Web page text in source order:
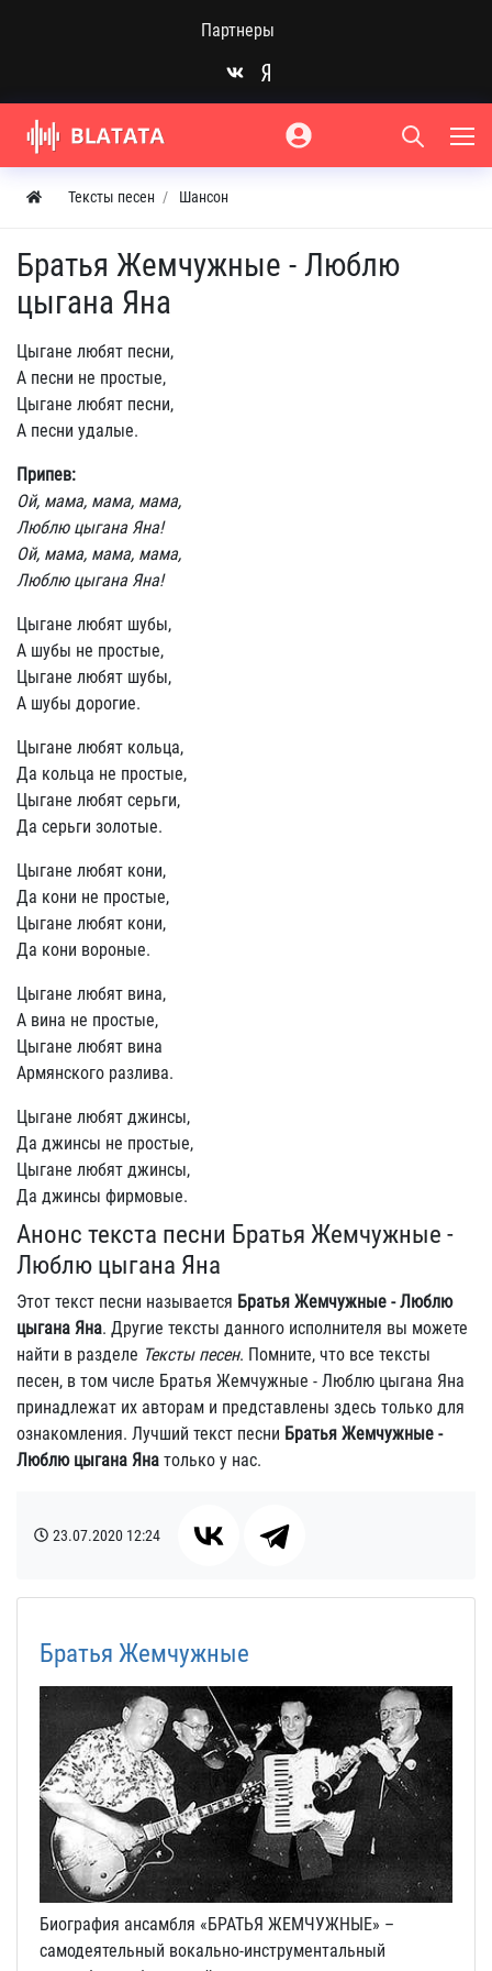
Партнеры
Тексты песен Шансон
Братья Жемчужные - Люблю
цыгана Яна
Цыгане любят песни,
А песни не простые,
Цыгане любят песни,
А песни удалые.
Припев:
Ой, мама, мама, мама,
Люблю цыгана Яна!
Ой, мама, мама, мама,
Люблю цыгана Яна!
Цыгане любят шубы,
А шубы не простые,
Цыгане любят шубы,
А шубы дорогие.
Цыгане любят кольца,
Да кольца не простые,
Цыгане любят серьги,
Да серьги золотые.
Цыгане любят кони,
Да кони не простые,
Цыгане любят кони,
Да кони вороные.
Цыгане любят вина,
А вина не простые,
Цыгане любят вина
Армянского разлива.
Цыгане любят джинсы,
Да джинсы не простые,
Цыгане любят джинсы,
Да джинсы фирмовые.
Анонс текста песни Братья Жемчужные -
Люблю цыгана Яна
Этот текст песни называется Братья Жемчужные - Люблю
цыгана Яна. Другие тексты данного исполнителя вы можете
найти в разделе Тексты песен. Помните, что все тексты
песен, в том числе Братья Жемчужные - Люблю цыгана Яна
принадлежат их авторам и представлены здесь только для
ознакомления. Лучший текст песни Братья Жемчужные -
Люблю цыгана Яна только у нас.
23.07.2020 12:24
Братья Жемчужные
Биография ансамбля «БРАТЬЯ ЖЕМЧУЖНЫЕ» –
самодеятельный вокально-инструментальный